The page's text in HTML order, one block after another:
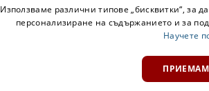
Използваме различни типове „бисквитки“, за
персонализиране на съдържанието и за
Научете